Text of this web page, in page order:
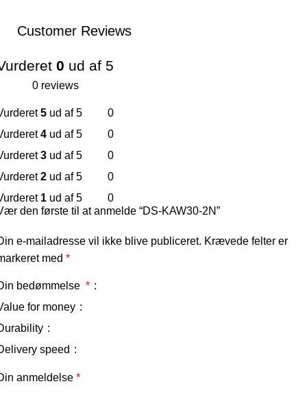
Customer Reviews
0 ud af 5
0 reviews
5 ud af 5
0
4 ud af 5
0
3 ud af 5
0
2 ud af 5
0
1 ud af 5 0
den første til at anmelde “DS-KAW30-2N”
e-mailadresse vil ikke blive publiceret. Krævede felter er
med *
bedømmelse *
for money
speed
anmeldelse *